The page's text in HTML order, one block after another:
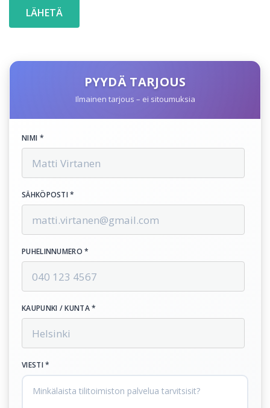
PYYDÄ TARJOUS
Ilmainen tarjous – ei sitoumuksia
NIMI *
SÄHKÖPOSTI *
PUHELINNUMERO *
KAUPUNKI / KUNTA *
VIESTI *